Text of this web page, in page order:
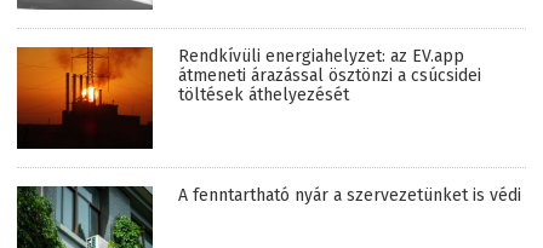
Rendkívüli energiahelyzet: az EV.app
átmeneti árazással ösztönzi a csúcsidei
töltések áthelyezését
A fenntartható nyár a szervezetünket is védi